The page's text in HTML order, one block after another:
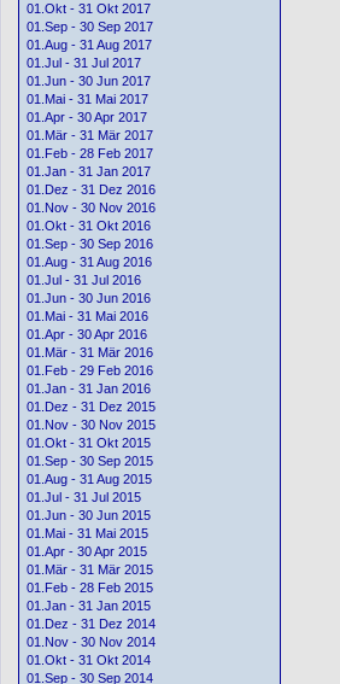
01.Okt - 31 Okt 2017
01.Sep - 30 Sep 2017
01.Aug - 31 Aug 2017
01.Jul - 31 Jul 2017
01.Jun - 30 Jun 2017
01.Mai - 31 Mai 2017
01.Apr - 30 Apr 2017
01.Mär - 31 Mär 2017
01.Feb - 28 Feb 2017
01.Jan - 31 Jan 2017
01.Dez - 31 Dez 2016
01.Nov - 30 Nov 2016
01.Okt - 31 Okt 2016
01.Sep - 30 Sep 2016
01.Aug - 31 Aug 2016
01.Jul - 31 Jul 2016
01.Jun - 30 Jun 2016
01.Mai - 31 Mai 2016
01.Apr - 30 Apr 2016
01.Mär - 31 Mär 2016
01.Feb - 29 Feb 2016
01.Jan - 31 Jan 2016
01.Dez - 31 Dez 2015
01.Nov - 30 Nov 2015
01.Okt - 31 Okt 2015
01.Sep - 30 Sep 2015
01.Aug - 31 Aug 2015
01.Jul - 31 Jul 2015
01.Jun - 30 Jun 2015
01.Mai - 31 Mai 2015
01.Apr - 30 Apr 2015
01.Mär - 31 Mär 2015
01.Feb - 28 Feb 2015
01.Jan - 31 Jan 2015
01.Dez - 31 Dez 2014
01.Nov - 30 Nov 2014
01.Okt - 31 Okt 2014
01.Sep - 30 Sep 2014